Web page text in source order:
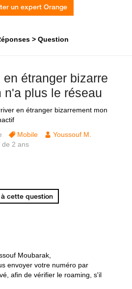
un expert Orange
Question
étranger bizarre
n'a plus le réseau
en étranger bizarrement mon
Mobile
Youssouf M.
de 2 ans
cette question
Moubarak,
envoyer votre numéro par
afin de vérifier le roaming, s'il